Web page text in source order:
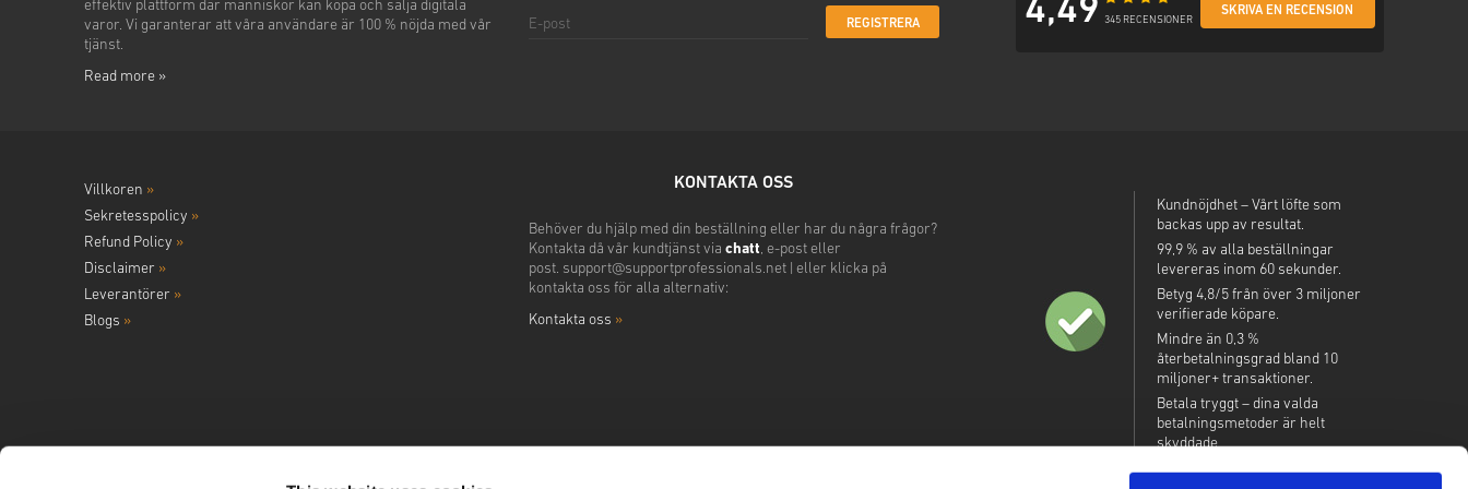
effektiv plattform där människor kan köpa och sälja digitala
varor. Vi garanterar att våra användare är 100 % nöjda med vår
tjänst.
Read more »
REGISTRERA 4,49 345 RECENSIONER
SKRIVA EN RECENSION
Villkoren »
Sekretesspolicy »
Refund Policy »
Disclaimer »
Leverantörer »
Blogs »
KONTAKTA OSS
Behöver du hjälp med din beställning eller har du några frågor?
Kontakta då vår kundtjänst via chatt, e-post eller
post. support@supportprofessionals.net| eller klicka på
kontakta oss för alla alternativ:
Kontakta oss »
Kundnöjdhet – Vårt löfte som
backas upp av resultat.
99,9 % av alla beställningar
levereras inom 60 sekunder.
Betyg 4,8/5 från över 3 miljoner
verifierade köpare.
Mindre än 0,3 %
återbetalningsgrad bland 10
miljoner+ transaktioner.
Betala tryggt – dina valda
betalningsmetoder är helt
skyddade.